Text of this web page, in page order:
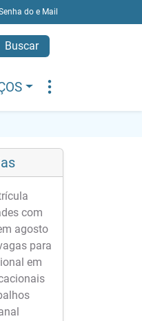
do e Mail
Buscar
com
agosto
para
em